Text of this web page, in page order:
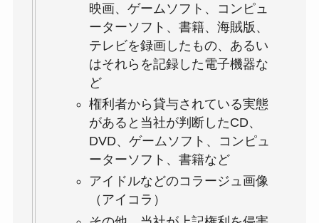
映画、ゲームソフト、コンピュ
ーターソフト、書籍、海賊版、
テレビを録画したもの、あるい
はそれらを記録した電子機器な
ど
権利者から貸与されている実態
があると当社が判断したCD、
DVD、ゲームソフト、コンピュ
ーターソフト、書籍など
アイドルなどのコラージュ画像
（アイコラ）